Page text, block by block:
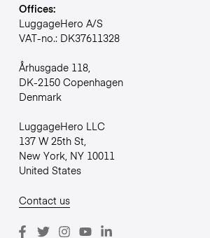
Offices:
LuggageHero A/S
VAT-no.: DK37611328
Århusgade 118,
DK-2150 Copenhagen
Denmark
LuggageHero LLC
137 W 25th St,
New York, NY 10011
United States
Contact us